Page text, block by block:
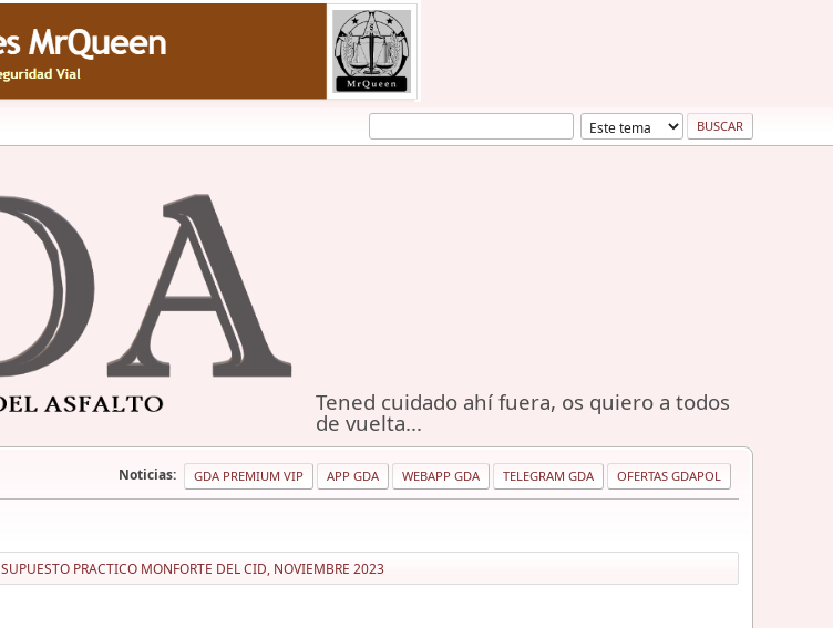
Tened cuidado ahí fuera, os quiero a todos
de vuelta...
Noticias: GDA PREMIUM VIP APP GDA WEBAPP GDA TELEGRAM GDA OFERTAS GDAPOL
SUPUESTO PRACTICO MONFORTE DEL CID, NOVIEMBRE 2023